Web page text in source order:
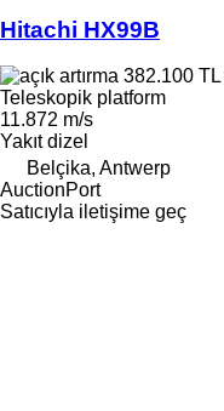
Hitachi HX99B
382.100 TL
Teleskopik platform
11.872 m/s
Yakıt dizel
Belçika, Antwerp
AuctionPort
Satıcıyla iletişime geç